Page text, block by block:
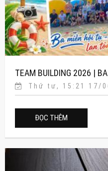
TEAM BUILDING 2026 |
HÀNH TRÌNH RỰC RỠ
Thứ tư, 15:21 17/
ĐỌC THÊM